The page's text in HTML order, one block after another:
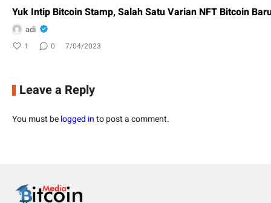
Yuk Intip Bitcoin Stamp, Salah Satu Varian NFT Bitcoin
adi
1 0 7/04/2023
Leave a Reply
You must belogged into post a comment.